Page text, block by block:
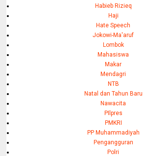
Habieb Rizieq
Haji
Hate Speech
Jokowi-Ma'aruf
Lombok
Mahasiswa
Makar
Mendagri
NTB
Natal dan Tahun Baru
Nawacita
PIlpres
PMKRI
PP Muhammadiyah
Pengangguran
Polri